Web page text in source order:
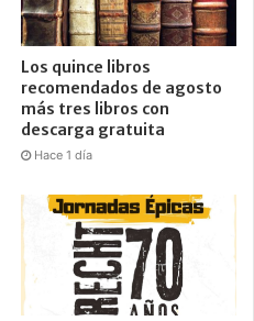
Los quince libros
recomendados de agosto
más tres libros con
descarga gratuita
Hace 1 día